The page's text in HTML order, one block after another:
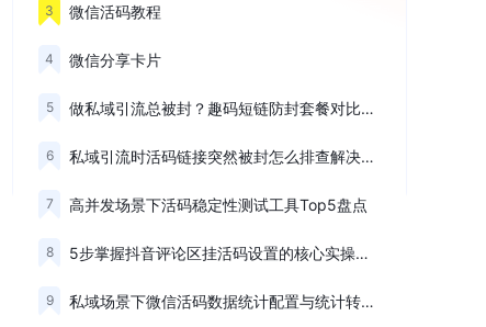
3 微信活码教程
4 微信分享卡片
5 做私域引流总被封？趣码短链防封套餐对比与选择思路
6 私域引流时活码链接突然被封怎么排查解决？三大失效场景解析
7 高并发场景下活码稳定性测试工具Top5盘点
8 5步掌握抖音评论区挂活码设置的核心实操步骤
9 私域场景下微信活码数据统计配置与统计转化数据的实操方法